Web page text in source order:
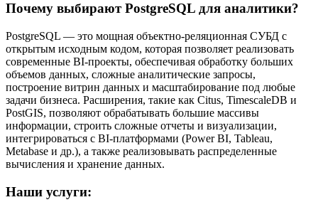
Почему выбирают PostgreSQL для аналитики?
PostgreSQL — это мощная объектно-реляционная СУБД с
открытым исходным кодом, которая позволяет реализовать
современные BI-проекты, обеспечивая обработку больших
объемов данных, сложные аналитические запросы,
построение витрин данных и масштабирование под любые
задачи бизнеса. Расширения, такие как Citus, TimescaleDB и
PostGIS, позволяют обрабатывать большие массивы
информации, строить сложные отчеты и визуализации,
интегрироваться с BI-платформами (Power BI, Tableau,
Metabase и др.), а также реализовывать распределенные
вычисления и хранение данных.
Наши услуги: